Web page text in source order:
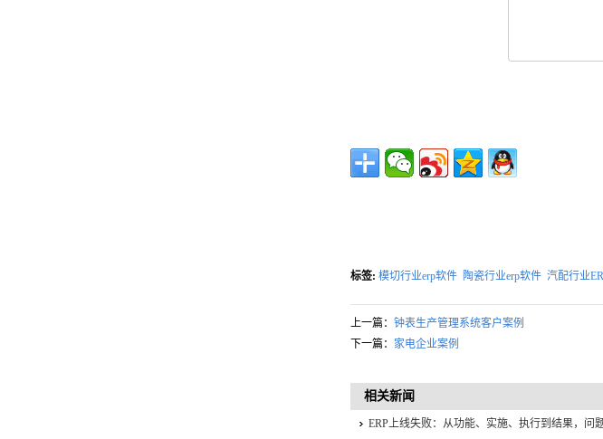
标签: 模切行业erp软件 陶瓷行业erp软件 汽配行业
上一篇： 钟表生产管理系统客户案例
下一篇： 家电企业案例
相关新闻
ERP上线失败：从功能、实施、执行到结果，问